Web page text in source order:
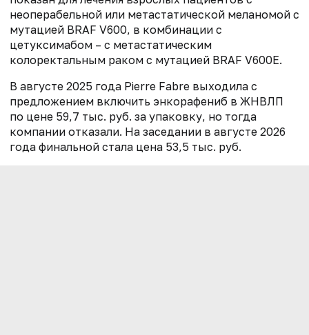
неоперабельной или метастатической меланомой с
мутацией BRAF V600, в комбинации с
цетуксимабом – с метастатическим
колоректальным раком с мутацией BRAF V600E.
В августе 2025 года Pierre Fabre выходила с
предложением включить энкорафениб в ЖНВЛП
по цене 59,7 тыс. руб. за упаковку, но тогда
компании отказали. На заседании в августе 2026
года финальной стала цена 53,5 тыс. руб.